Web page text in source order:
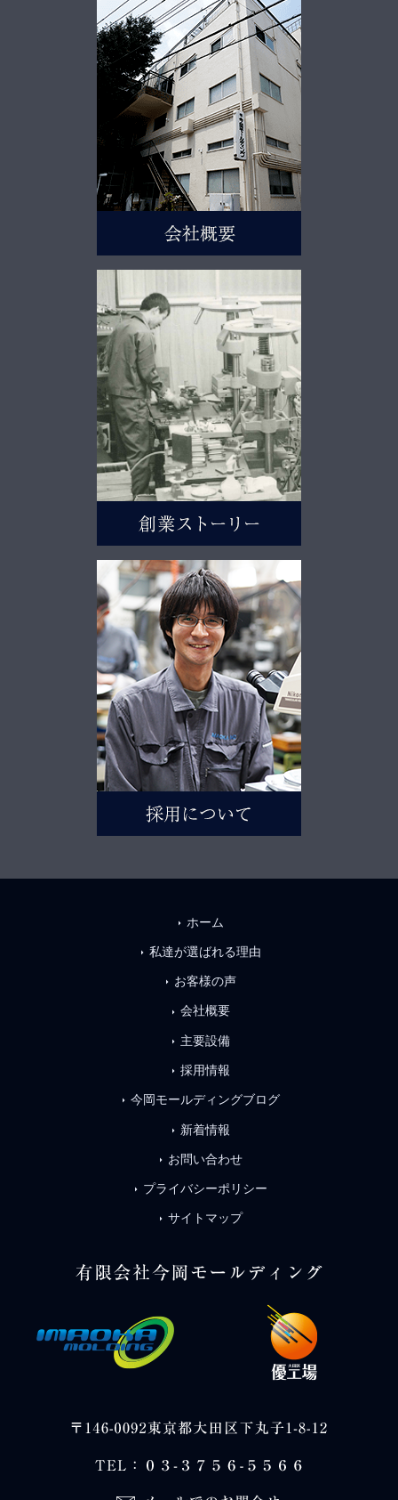
arrow_right ホーム
arrow_right 私達が選ばれる理由
arrow_right お客様の声
arrow_right 会社概要
arrow_right 主要設備
arrow_right 採用情報
arrow_right 今岡モールディングブログ
arrow_right 新着情報
arrow_right お問い合わせ
arrow_right プライバシーポリシー
arrow_right サイトマップ